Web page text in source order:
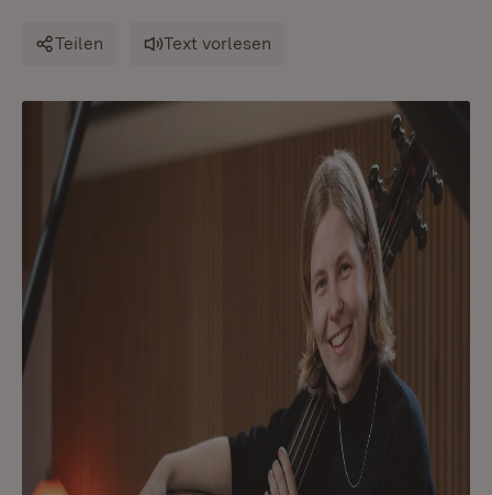
Teilen Text vorlesen